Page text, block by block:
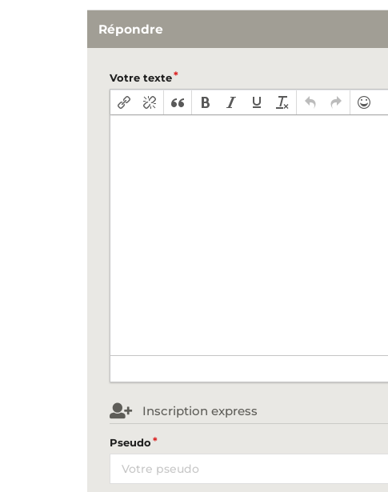
Répondre
Votre texte
Inscription express
Pseudo